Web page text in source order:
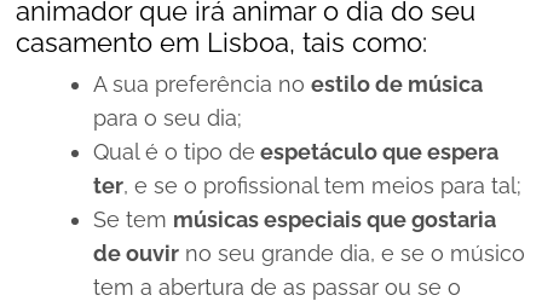
animador que irá animar o dia do seu
casamento em Lisboa, tais como:
A sua preferência no estilo de música
para o seu dia;
Qual é o tipo de espetáculo que espera
ter, e se o profissional tem meios para tal;
Se tem músicas especiais que gostaria
de ouvir no seu grande dia, e se o músico
tem a abertura de as passar ou se o